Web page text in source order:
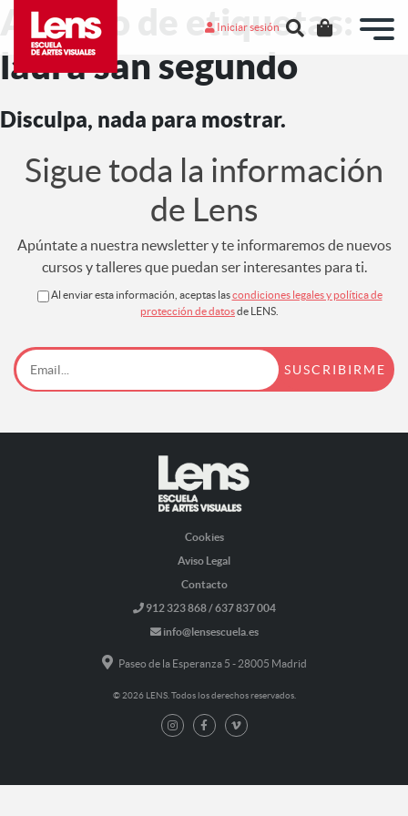
Iniciar sesión
Archivo de etiquetas:
laura san segundo
Disculpa, nada para mostrar.
Sigue toda la información
de Lens
Apúntate a nuestra newsletter y te informaremos de nuevos
cursos y talleres que puedan ser interesantes para ti.
Al enviar esta información, aceptas lascondiciones legales y política de
protección de datosde LENS.
Cookies
Aviso Legal
Contacto
912 323 868 / 637 837 004
info@lensescuela.es
Paseo de la Esperanza 5 - 28005 Madrid
© 2026 LENS. Todos los derechos reservados.